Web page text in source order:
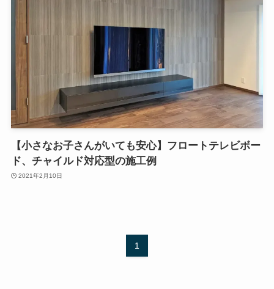
【小さなお子さんがいても安心】フロートテレビボー
ド、チャイルド対応型の施工例
2021年2月10日
1